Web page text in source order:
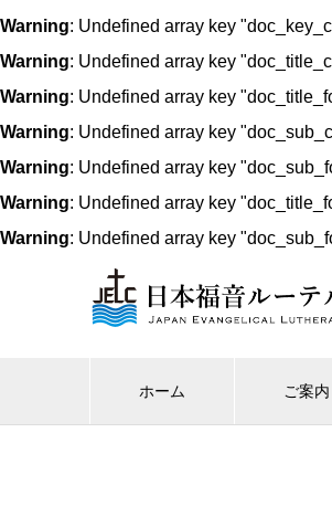
Warning: Undefined array key
Warning: Undefined array key
Warning: Undefined array key
Warning: Undefined array key
Warning: Undefined array key
Warning: Undefined array key
Warning: Undefined array key
ホーム ご案内